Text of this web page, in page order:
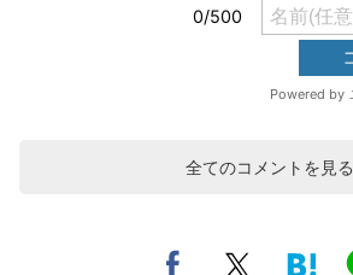
全てのコメントを見る